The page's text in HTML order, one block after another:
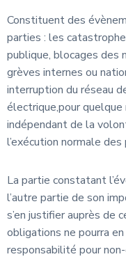
Constituent des
parties : les
publique, blocages des
grèves internes ou
interruption du réseau
électrique,pour
indépendant de la
l’exécution normale
La partie constatant
l’autre partie de son
s’en justifier auprès de
obligations ne pourra
responsabilité pour